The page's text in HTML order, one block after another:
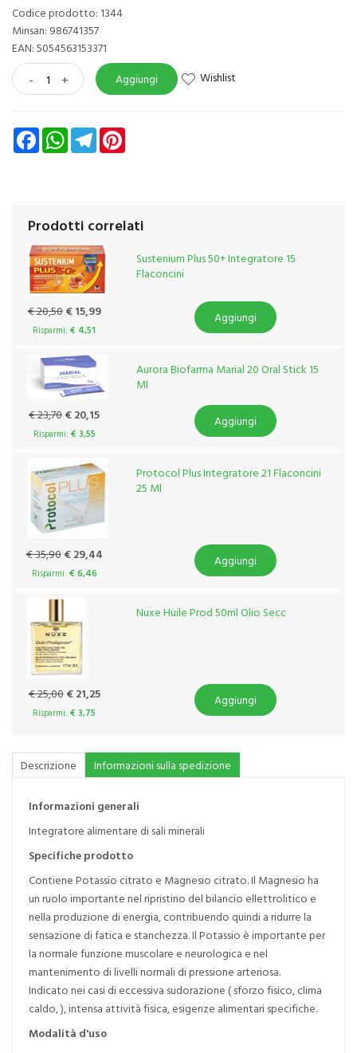
Codice prodotto: 1344
Minsan: 986741357
EAN: 5054563153371
- + Aggiungi Wishlist
FacebookWhatsAppTelegram
Prodotti correlati
Sustenium Plus 50+ Integratore 15
Flaconcini
€ 20,50 € 15,99
Risparmi:€ 4,51
Aggiungi
Aurora Biofarma Marial 20 Oral Stick 15
Ml
€ 23,70€ 20,15
Risparmi: € 3,55
Aggiungi
Protocol Plus Integratore 21 Flaconcini
25 Ml
€ 35,90 € 29,44
Risparmi: € 6,46
Aggiungi
Nuxe Huile Prod 50ml Olio Secc
€ 25,00 € 21,25
Risparmi:€ 3,75
Aggiungi
Descrizione Informazioni sulla spedizione
Informazioni generali
Integratore alimentare di sali minerali
Specifiche prodotto
Contiene Potassio citrato e Magnesio citrato. Il Magnesio ha
un ruolo importante nel ripristino del bilancio ellettrolitico e
nella produzione di energia, contribuendo quindi a ridurre la
sensazione di fatica e stanchezza. Il Potassio è importante per
la normale funzione muscolare e neurologica e nel
mantenimento di livelli normali di pressione arteriosa.
Indicato nei casi di eccessiva sudorazione ( sforzo fisico, clima
caldo, ), intensa attività fisica, esigenze alimentari specifiche.
Modalità d'uso